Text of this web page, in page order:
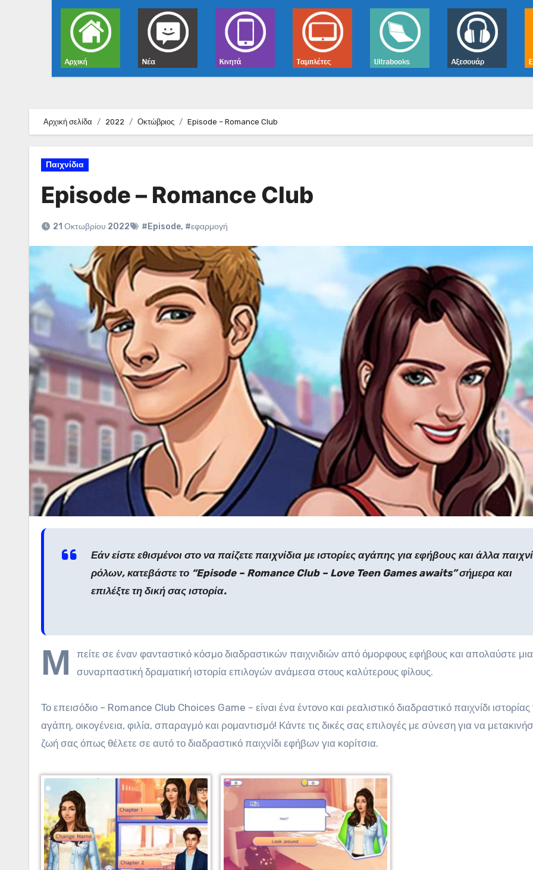
Αρχική σελίδα 2022 Οκτώβριος Episode – Romance Club
Παιχνίδια
Episode – Romance Club
21 Οκτωβρίου 2022 #Episode, #εφαρμογή
Εάν είστε εθισμένοι στο να παίζετε παιχνίδια με ιστορίες αγάπης για εφήβους και άλλα
ρόλων, κατεβάστε το “Episode – Romance Club – Love Teen Games awaits” σήμερα και
επιλέξτε τη δική σας ιστορία.
Μ
πείτε σε έναν φανταστικό κόσμο διαδραστικών παιχνιδιών από όμορφους εφήβους και απολαύστε μια
συναρπαστική δραματική ιστορία επιλογών ανάμεσα στους καλύτερους φίλους.
Το επεισόδιο – Romance Club Choices Game – είναι ένα έντονο και ρεαλιστικό διαδραστικό παιχνίδι
αγάπη, οικογένεια, φιλία, σπαραγμό και ρομαντισμό! Κάντε τις δικές σας επιλογές με σύνεση για να
ζωή σας όπως θέλετε σε αυτό το διαδραστικό παιχνίδι εφήβων για κορίτσια.